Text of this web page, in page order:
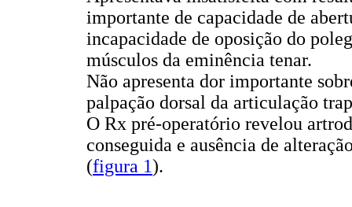
importante de capacidade de
incapacidade de oposição do
músculos da eminência tenar.
Não apresenta dor importante
palpação dorsal da articulação
O Rx pré-operatório revelou
conseguida e ausência de
(figura 1).